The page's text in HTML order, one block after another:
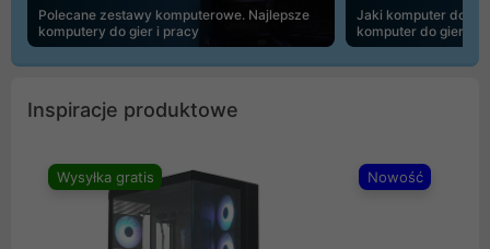
Polecane zestawy komputerowe. Najlepsze
komputery do gier i pracy
Jaki komputer do
komputer do gier |
Inspiracje produktowe
Wysyłka gratis Nowość